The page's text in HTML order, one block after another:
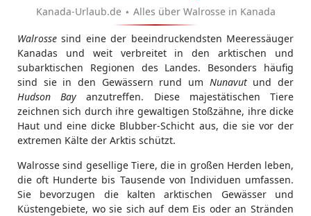
Kanada-Urlaub.de ⋆ Alles über Walrosse in Kanada
Walrosse sind eine der beeindruckendsten Meeressäuger
Kanadas und weit verbreitet in den arktischen und
subarktischen Regionen des Landes. Besonders häufig
sind sie in den Gewässern rund um Nunavutund der
Hudson Bay anzutreffen. Diese majestätischen Tiere
zeichnen sich durch ihre gewaltigen Stoßzähne, ihre dicke
Haut und eine dicke Blubber-Schicht aus, die sie vor der
extremen Kälte der Arktis schützt.
Walrosse sind gesellige Tiere, die in großen Herden leben,
die oft Hunderte bis Tausende von Individuen umfassen.
Sie bevorzugen die kalten arktischen Gewässer und
Küstengebiete, wo sie sich auf dem Eis oder an Stränden